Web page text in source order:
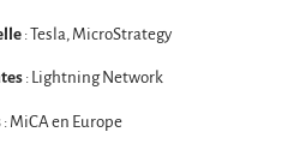
: Tesla, MicroStrategy
: Lightning Network
: MiCA en Europe